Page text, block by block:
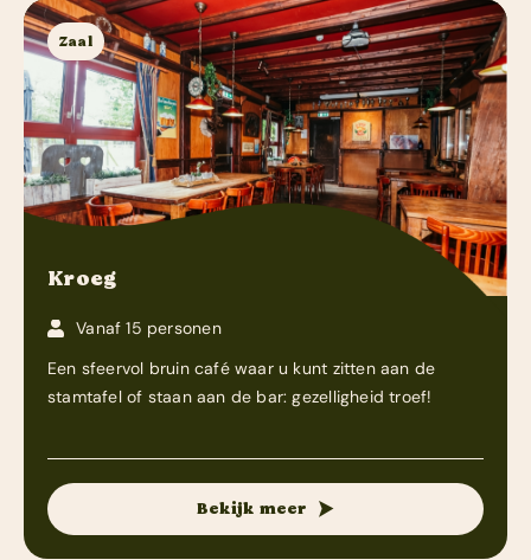
Zaal
Kroeg
Vanaf 15 personen
Een sfeervol bruin café waar u kunt zitten aan de
stamtafel of staan aan de bar: gezelligheid troef!
Bekijk meer